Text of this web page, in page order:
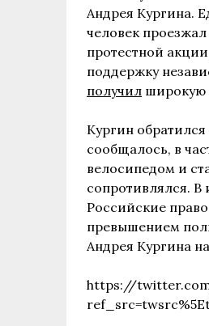
Андрея Кургина.
человек
протестной
поддержку
получил широкую
Кургин
сообщалось, в
велосипедом и
сопротивлялся. В
Российские
превышением
Андрея Кургина
https://